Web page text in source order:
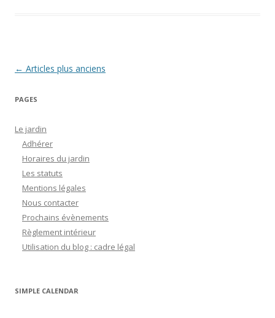
Navigation
articles
← Articles plus anciens
PAGES
Le jardin
Adhérer
Horaires du jardin
Les statuts
Mentions légales
Nous contacter
Prochains évènements
Règlement intérieur
Utilisation du blog : cadre légal
SIMPLE CALENDAR